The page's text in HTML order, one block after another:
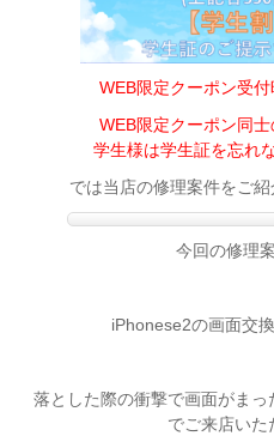
WEB限定クーポン受
WEB限定クーポン同
学生様は学生証を忘れ
では当店の修理案件をご
今回の修理
iPhonese2の画面交
落とした際の衝撃で画面がま
でご来店いた